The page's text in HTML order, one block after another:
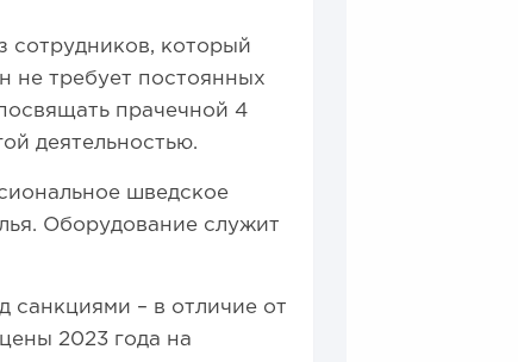
сотрудников, который
не требует постоянных
прачечной 4
деятельностью.
шведское
Оборудование служит
санкциями – в отличие от
2023 года на